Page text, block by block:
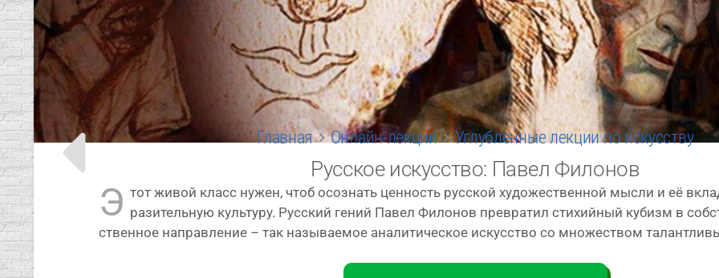
Главная Онлайн-лекции Углубленные лекции по искусству
Русское искусство: Павел Филонов
Э тот живой класс нужен, чтоб осо­знать цен­ность рус­ской худо­же­ствен­ной мыс­ли и её
ра­зи­тель­ную куль­ту­ру. Русский гений Павел Филонов пре­вра­тил сти­хий­ный кубизм в
ствен­ное направ­ле­ние – так назы­ва­е­мое ана­ли­ти­че­ское искус­ство со мно­же­ством